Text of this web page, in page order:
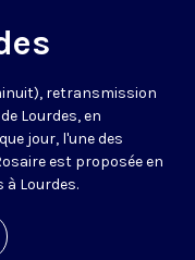
retransmission
Lourdes, en
jour, l'une des
est proposée en
à Lourdes.